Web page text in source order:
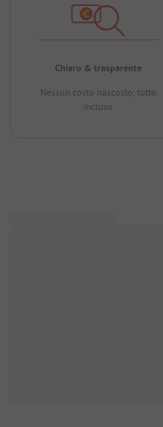
Chiaro & trasparente
Nessun costo nascosto, tutto
incluso